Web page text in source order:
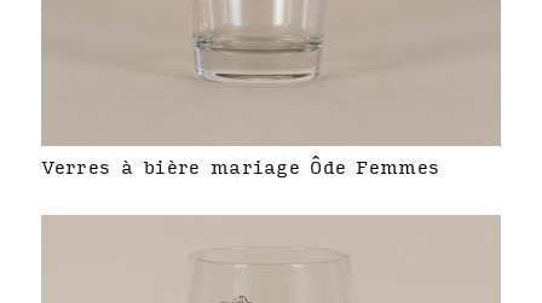
Verres à bière mariage Ôde Femmes